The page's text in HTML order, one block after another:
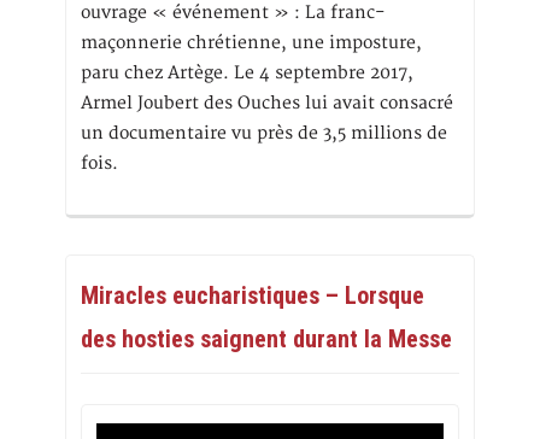
ouvrage « événement » : La franc-
maçonnerie chrétienne, une imposture,
paru chez Artège. Le 4 septembre 2017,
Armel Joubert des Ouches lui avait consacré
un documentaire vu près de 3,5 millions de
fois.
Miracles eucharistiques – Lorsque
des hosties saignent durant la Messe